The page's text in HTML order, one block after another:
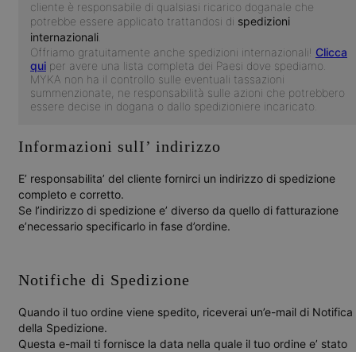
cliente è responsabile di qualsiasi ricarico doganale che
potrebbe essere applicato trattandosi di spedizioni
internazionali
Offriamo gratuitamente anche spedizioni internazionali! Clicca
qui per avere una lista completa dei Paesi dove spediamo.
MYKA non ha il controllo sulle eventuali tassazioni
summenzionate, ne responsabilità sulle azioni che potrebbero
essere decise in dogana o dallo spedizioniere incaricato.
Informazioni sulI’ indirizzo
E’ responsabilita’ del cliente fornirci un indirizzo di spedizione
completo e corretto.
Se l’indirizzo di spedizione e’ diverso da quello di fatturazione
e’necessario specificarlo in fase d’ordine.
Notifiche di Spedizione
Quando il tuo ordine viene spedito, riceverai un’e-mail di Notifica
della Spedizione.
Questa e-mail ti fornisce la data nella quale il tuo ordine e’ stato